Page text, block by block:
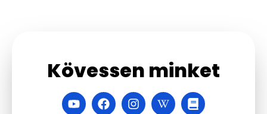
Kövessen minket